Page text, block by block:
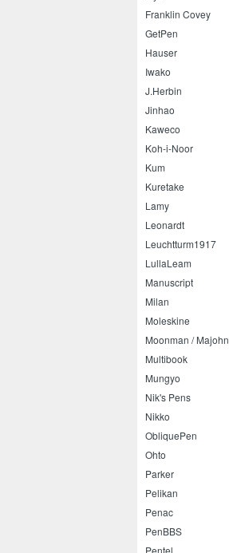
Franklin Covey
GetPen
Hauser
Iwako
J.Herbin
Jinhao
Kaweco
Koh-i-Noor
Kum
Kuretake
Lamy
Leonardt
Leuchtturm1917
LullaLeam
Manuscript
Milan
Moleskine
Moonman / Majohn
Multibook
Mungyo
Nik's Pens
Nikko
ObliquePen
Ohto
Parker
Pelikan
Penac
PenBBS
Pentel
Kaweco AL Sport F